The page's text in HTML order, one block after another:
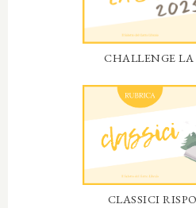
CHALLENGE
CLASSICI